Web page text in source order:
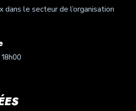
dans le secteur de l’organisation
18h00